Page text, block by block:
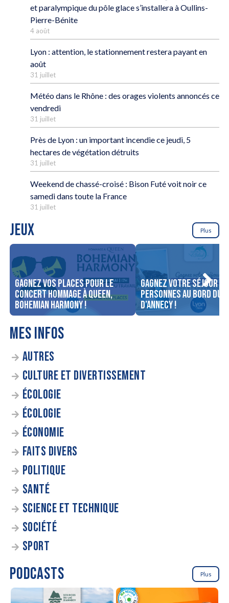
et paralympique du pôle glace s’installera à Oullins-
Pierre-Bénite
4 août
Lyon : attention, le stationnement restera payant en
août
31 juillet
Météo dans le Rhône : des orages violents annoncés ce
vendredi
31 juillet
Près de Lyon : un important incendie ce jeudi, 5
hectares de végétation détruits
31 juillet
Weekend de chassé-croisé : Bison Futé voit noir ce
samedi dans toute la France
31 juillet
JEUX Plus
Gagnez vos places pour le
concert Hommage à Queen,
Bohemian Harmony !
Gagnez votre séjour
personnes au bord du
d’Annecy !
MES INFOS
AUTRES
CULTURE ET DIVERTISSEMENT
ÉCOLOGIE
ÉCOLOGIE
ÉCONOMIE
FAITS DIVERS
POLITIQUE
SANTÉ
SCIENCE ET TECHNIQUE
SOCIÉTÉ
SPORT
PODCASTS Plus